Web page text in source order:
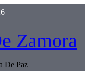
Zamora
De Paz